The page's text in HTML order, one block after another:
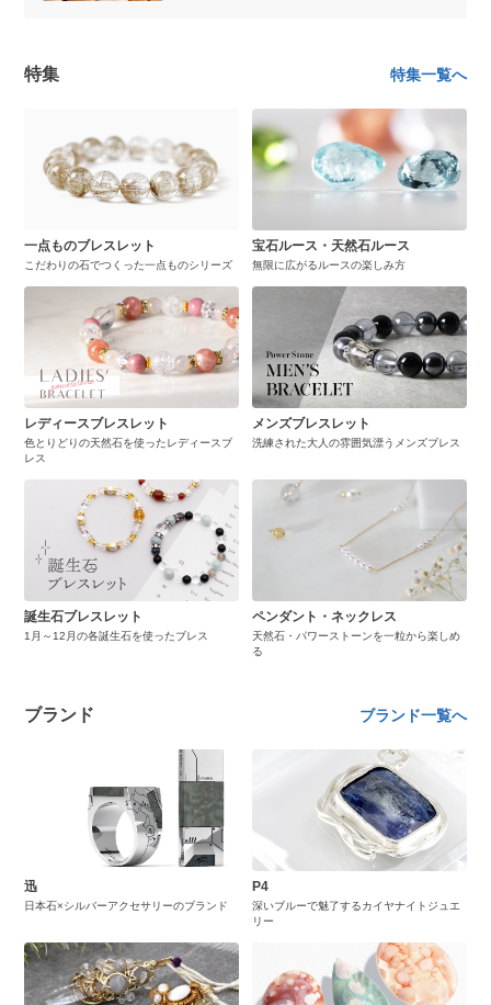
特集 特集一覧へ
一点ものブレスレット
こだわりの石でつくった一点ものシリーズ
宝石ルース・天然石ルース
無限に広がるルースの楽しみ方
レディースブレスレット
色とりどりの天然石を使ったレディースブ
レス
メンズブレスレット
洗練された大人の雰囲気漂うメンズブレス
誕生石ブレスレット
1月～12月の各誕生石を使ったブレス
ペンダント・ネックレス
天然石・パワーストーンを一粒から楽しめ
る
ブランド ブランド一覧へ
迅
日本石×シルバーアクセサリーのブランド
P4
深いブルーで魅了するカイヤナイトジュエ
リー